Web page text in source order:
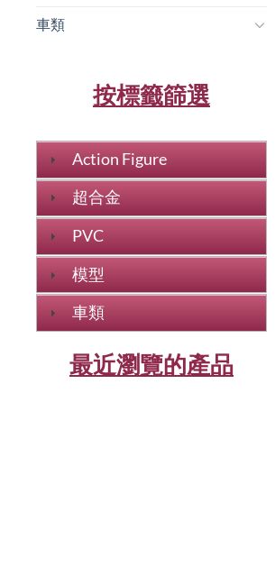
車類
按標籤篩選
Action Figure
超合金
PVC
模型
車類
最近瀏覽的產品